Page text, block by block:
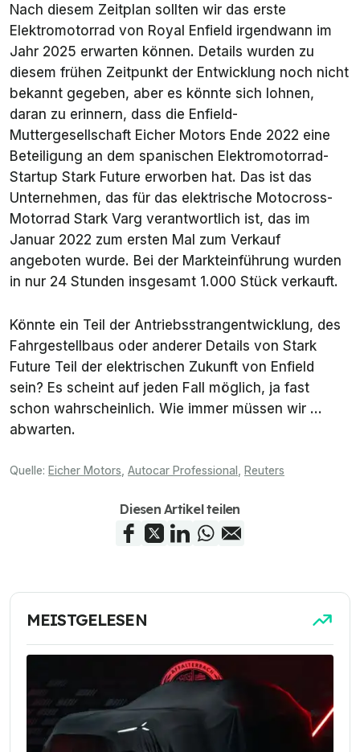
Nach diesem Zeitplan sollten wir das erste
Elektromotorrad von Royal Enfield irgendwann im
Jahr 2025 erwarten können. Details wurden zu
diesem frühen Zeitpunkt der Entwicklung noch nicht
bekannt gegeben, aber es könnte sich lohnen,
daran zu erinnern, dass die Enfield-
Muttergesellschaft Eicher Motors Ende 2022 eine
Beteiligung an dem spanischen Elektromotorrad-
Startup Stark Future erworben hat. Das ist das
Unternehmen, das für das elektrische Motocross-
Motorrad Stark Varg verantwortlich ist, das im
Januar 2022 zum ersten Mal zum Verkauf
angeboten wurde. Bei der Markteinführung wurden
in nur 24 Stunden insgesamt 1.000 Stück verkauft.
Könnte ein Teil der Antriebsstrangentwicklung, des
Fahrgestellbaus oder anderer Details von Stark
Future Teil der elektrischen Zukunft von Enfield
sein? Es scheint auf jeden Fall möglich, ja fast
schon wahrscheinlich. Wie immer müssen wir ...
abwarten.
Quelle: Eicher Motors Autocar Professional Reuters
Diesen Artikel teilen
MEISTGELESEN